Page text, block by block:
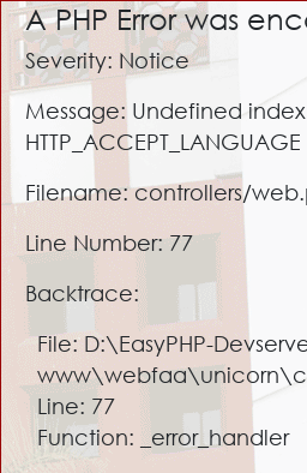
A PHP Error was
Severity: Notice
Message: Undefined
HTTP_ACCEPT_LANGUAGE
Filename: controllers/
Line Number: 77
Backtrace:
File: D:\EasyPHP-
Line: 77
Function: _error_handler